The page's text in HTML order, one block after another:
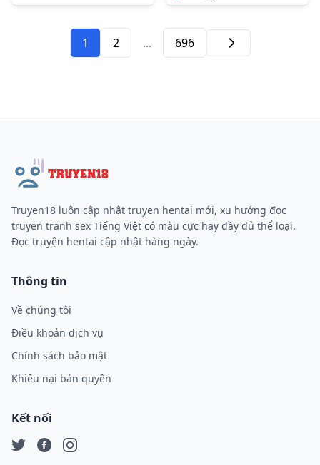
1 2 ... 696 Tiếp
Truyen18 luôn cập nhật truyen hentai mới, xu hướng đọc
truyen tranh sex Tiếng Việt có màu cực hay đầy đủ thể loại.
Đọc truyện hentai cập nhật hàng ngày.
Thông tin
Về chúng tôi
Điều khoản dịch vụ
Chính sách bảo mật
Khiếu nại bản quyền
Kết nối